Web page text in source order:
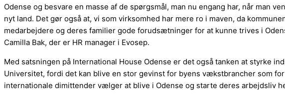
Odense og besvare en masse af de spørgsmål, man nu engang har, når man
nyt land. Det gør også at, vi som virksomhed har mere ro i maven, da
medarbejdere og deres familier gode forudsætninger for at kunne trives i
Camilla Bak, der er HR manager i Evosep.
Med satsningen på International House Odense er det også tanken at styrke
Universitet, fordi det kan blive en stor gevinst for byens vækstbrancher som
internationale dimittender vælger at blive i Odense og starte deres arbejdsliv